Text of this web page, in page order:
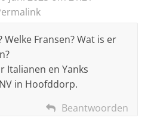
Welke Fransen? Wat is er
Italianen en Yanks
in Hoofddorp.
Beantwoorden